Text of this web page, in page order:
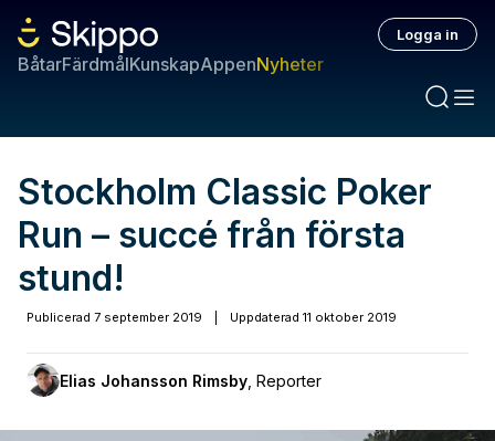
BåtarFärdmålKunskapAppenNyheter
Logga in
Stockholm Classic Poker
Run – succé från första
stund!
Publicerad 7 september 2019 Uppdaterad 11 oktober 2019
Elias Johansson Rimsby Reporter